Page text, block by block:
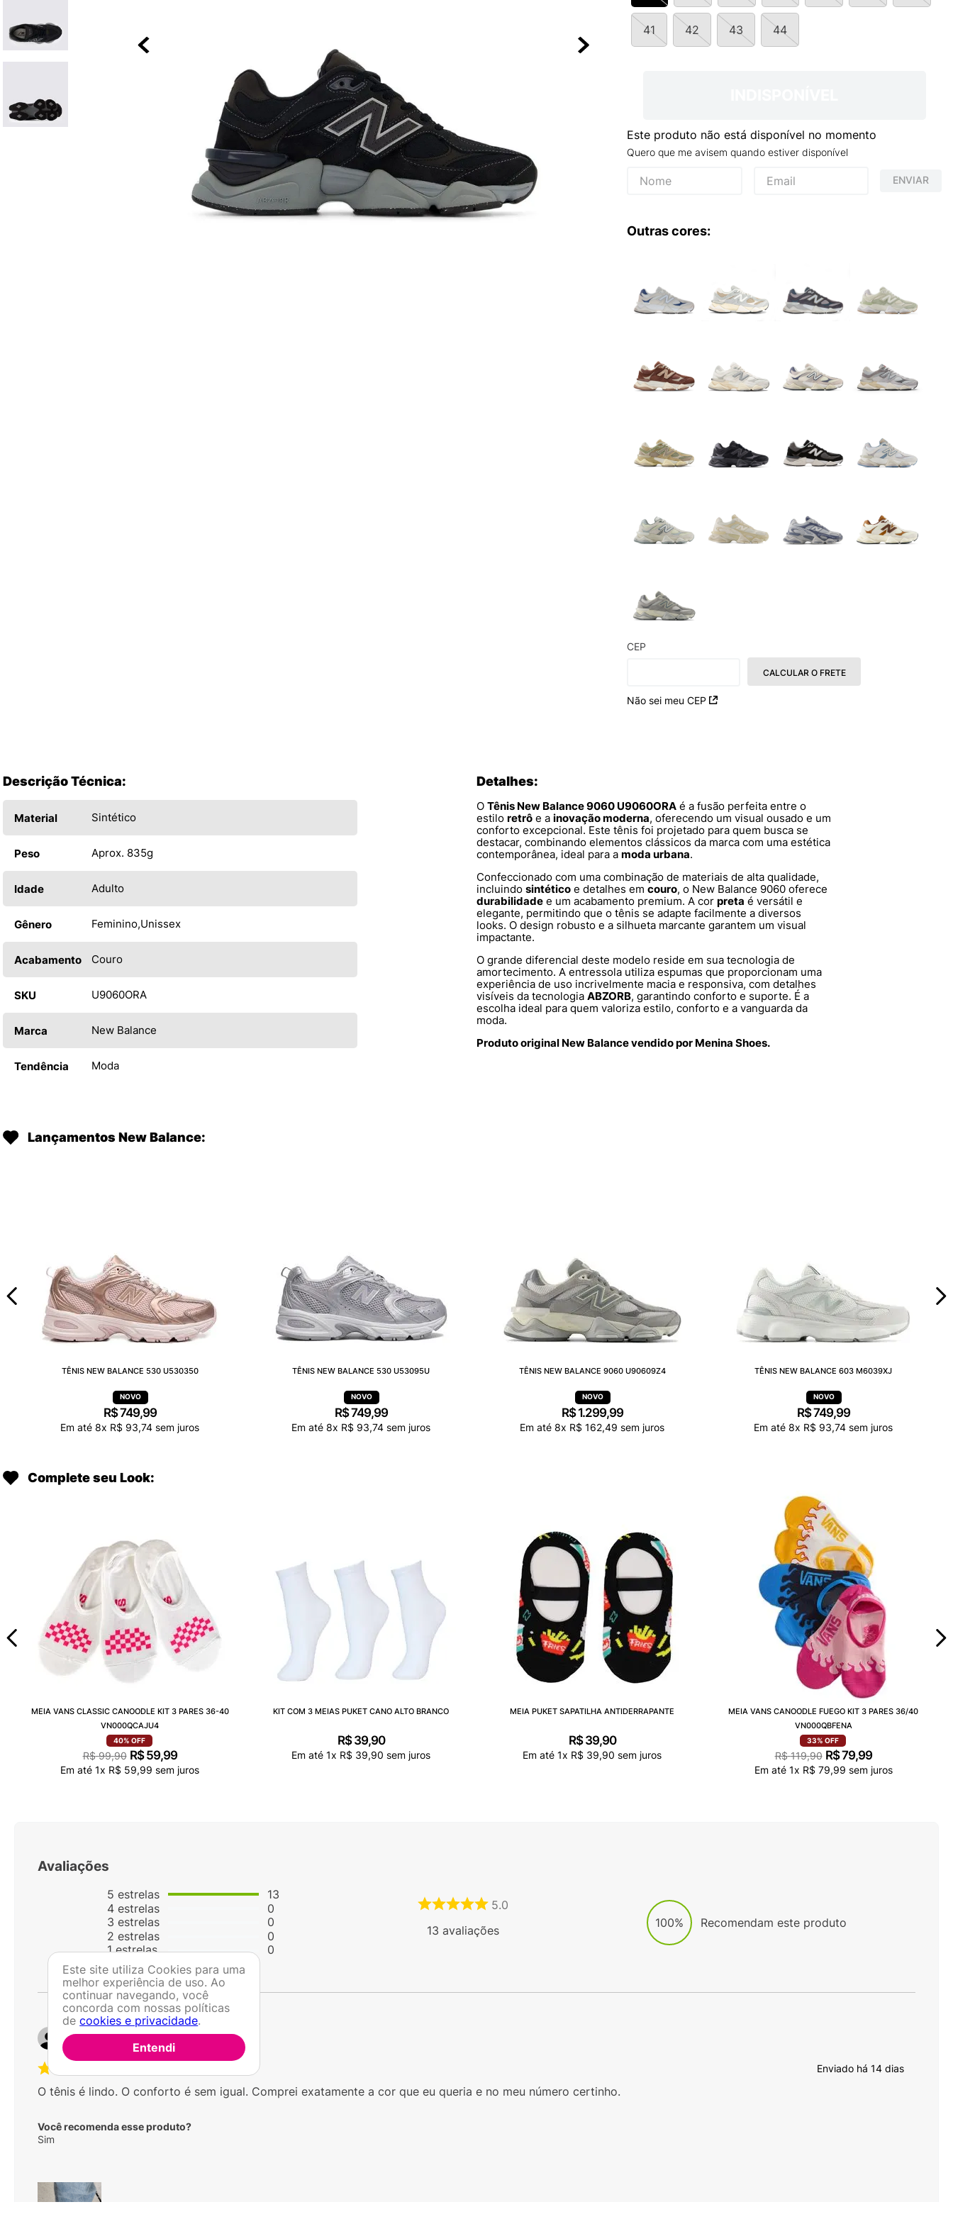
41 42 43 44
Este produto não está disponível no momento
Quero que me avisem quando estiver disponível
ENVIAR
Outras cores:
CEP
Não sei meu CEP
CALCULAR O FRETE
Descrição Técnica:
Material Sintético
Peso Aprox. 835g
Idade Adulto
Gênero Feminino Unissex
Acabamento Couro
SKU U9060ORA
Marca New Balance
Tendência Moda
Detalhes:
O Tênis New Balance 9060 U9060ORA é a fusão perfeita entre o
estilo retrô e a inovação moderna, oferecendo um visual ousado e um
conforto excepcional. Este tênis foi projetado para quem busca se
destacar, combinando elementos clássicos da marca com uma estética
contemporânea, ideal para a moda urbana.
Confeccionado com uma combinação de materiais de alta qualidade,
incluindo sintético e detalhes em couro, o New Balance 9060 oferece
durabilidade e um acabamento premium. A cor preta é versátil e
elegante, permitindo que o tênis se adapte facilmente a diversos
looks. O design robusto e a silhueta marcante garantem um visual
impactante.
O grande diferencial deste modelo reside em sua tecnologia de
amortecimento. A entressola utiliza espumas que proporcionam uma
experiência de uso incrivelmente macia e responsiva, com detalhes
visíveis da tecnologia ABZORB, garantindo conforto e suporte. É a
escolha ideal para quem valoriza estilo, conforto e a vanguarda da
moda.
Produto original New Balance vendido por Menina Shoes.
Lançamentos New Balance:
TÊNIS NEW BALANCE 530 U530350
R$749,99
Em até 8x R$ 93,74 sem juros
TÊNIS NEW BALANCE 530 U53095U
R$749,99
Em até 8x R$ 93,74 sem juros
TÊNIS NEW BALANCE 9060 U90609Z4
R$ 1.299,99
Em até 8x R$ 162,49 sem juros
TÊNIS NEW BALANCE 603 M6039XJ
R$749,99
Em até 8x R$ 93,74 sem juros
Complete seu Look:
MEIA VANS CLASSIC CANOODLE KIT 3 PARES 36-40
VN000QCAJU4
40% OFF
R$ 99,90 R$ 59,99
Em até 1x R$ 59,99 sem juros
KIT COM 3 MEIAS PUKET CANO ALTO BRANCO
R$ 39,90
Em até 1x R$ 39,90 sem juros
MEIA PUKET SAPATILHA ANTIDERRAPANTE
R$ 39,90
Em até 1x R$ 39,90 sem juros
MEIA VANS CANOODLE FUEGO KIT 3 PARES 36/40
VN000QBFENA
33% OFF
R$ 119,90 R$79,99
Em até 1x R$ 79,99 sem juros
Avaliações
5 estrelas
4estrelas
3 estrelas
2 estrelas
1estrelas
13
0
0
0
0
5.0
13 avaliações
100% Recomendam este produto
Enviado há 14 dias
O tênis é lindo. O conforto é sem igual. Comprei exatamente a cor que eu queria e no meu número certinho.
Você recomenda esse produto?
Sim
Por Kellli T. De Arujá - SP
Este site utiliza Cookies para uma
melhor experiência de uso. Ao
continuar navegando, você
concorda com nossas políticas
decookies e privacidade.
Entendi
VEJA COUNTRY